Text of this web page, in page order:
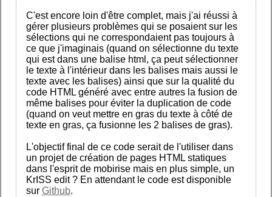
C'est encore loin d'être complet, mais j'ai réussi à
gérer plusieurs problèmes qui se posaient sur les
sélections qui ne correspondaient pas toujours à
ce que j'imaginais (quand on sélectionne du texte
qui est dans une balise html, ça peut sélectionner
le texte à l'intérieur dans les balises mais aussi le
texte avec les balises) ainsi que sur la qualité du
code HTML généré avec entre autres la fusion de
même balises pour éviter la duplication de code
(quand on veut mettre en gras du texte à côté de
texte en gras, ça fusionne les 2 balises de gras).
L'objectif final de ce code serait de l'utiliser dans
un projet de création de pages HTML statiques
dans l'esprit de mobirise mais en plus simple, un
KrISS edit ? En attendant le code est disponible
sur Github.